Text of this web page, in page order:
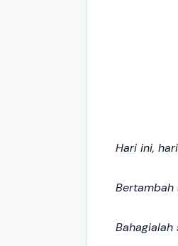
Hari ini,
Bertambah
Bahagialah